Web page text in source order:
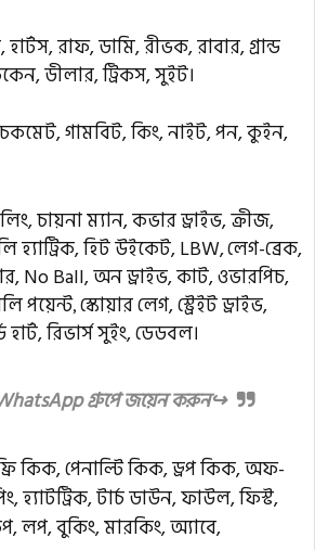
রাফ, ডামি, রীভক, রাবার, গ্রান্ড
ডীলার, ট্রিকস, সুইট।
গামবিট, কিং, নাইট, পন, কুইন,
চায়না ম্যান, কভার ড্রাইভ, ক্রীজ,
হিট উইকেট, LBW,লেগ-ব্রেক,
No Ball, অন ড্রাইভ, কাট, ওভারপিচ,
পয়েন্ট, স্কোয়ার লেগ, স্ট্রেইট ড্রাইভ,
রিভার্স সুইং, ডেডবল।
গ্রুপে জয়েন করুন↪️
কিক, পেনাল্টি কিক, ড্রপ কিক, অফ-
হ্যাটট্রিক, টার্চ ডাউন, ফাউল, ফিস্ট,
লপ, বুকিং, মারকিং, অ্যাবে,